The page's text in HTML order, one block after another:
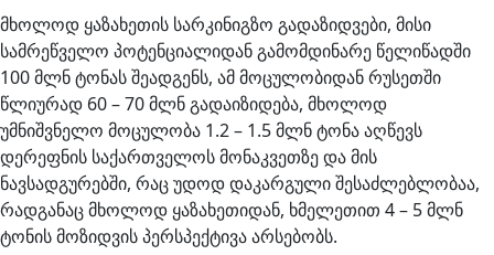
მხოლოდ ყაზახეთის სარკინიგზო გადაზიდვები, მისი
სამრეწველო პოტენციალიდან გამომდინარე წელიწადში
100 მლნ ტონას შეადგენს, ამ მოცულობიდან რუსეთში
წლიურად 60 – 70 მლნ გადაიზიდება, მხოლოდ
უმნიშვნელო მოცულობა 1.2 – 1.5 მლნ ტონა აღწევს
დერეფნის საქართველოს მონაკვეთზე და მის
ნავსადგურებში, რაც უდოდ დაკარგული შესაძლებლობაა,
რადგანაც მხოლოდ ყაზახეთიდან, ხმელეთით 4 – 5 მლნ
ტონის მოზიდვის პერსპექტივა არსებობს.